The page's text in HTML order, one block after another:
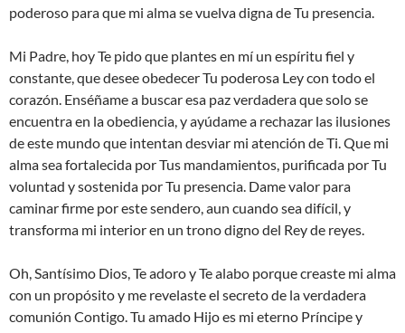
poderoso para que mi alma se vuelva digna de Tu presencia.
Mi Padre, hoy Te pido que plantes en mí un espíritu fiel y
constante, que desee obedecer Tu poderosa Ley con todo el
corazón. Enséñame a buscar esa paz verdadera que solo se
encuentra en la obediencia, y ayúdame a rechazar las ilusiones
de este mundo que intentan desviar mi atención de Ti. Que mi
alma sea fortalecida por Tus mandamientos, purificada por Tu
voluntad y sostenida por Tu presencia. Dame valor para
caminar firme por este sendero, aun cuando sea difícil, y
transforma mi interior en un trono digno del Rey de reyes.
Oh, Santísimo Dios, Te adoro y Te alabo porque creaste mi alma
con un propósito y me revelaste el secreto de la verdadera
comunión Contigo. Tu amado Hijo es mi eterno Príncipe y